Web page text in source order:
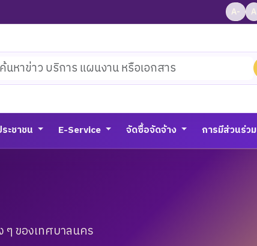
A- A
บไซต์
ะชาชน E-Service จัดซื้อจัดจ้าง การมีส่วนร่วม
ของเทศบาลนคร